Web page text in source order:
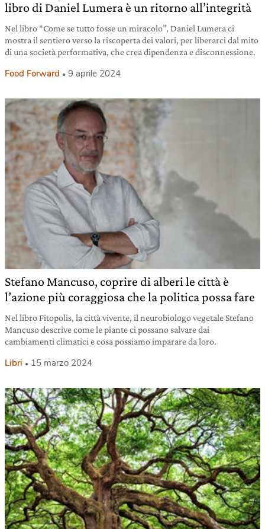
libro di Daniel Lumera è un ritorno all’integrità
Nel libro “Come se tutto fosse un miracolo”, Daniel Lumera ci
mostra il sentiero verso la riscoperta dei valori, per liberarci dal mito
di una società performativa, che crea dipendenza e disconnessione.
Food Forward 9 aprile 2024
Stefano Mancuso, coprire di alberi le città è
l’azione più coraggiosa che la politica possa fare
Nel libro Fitopolis, la città vivente, il neurobiologo vegetale Stefano
Mancuso descrive come le piante ci possano salvare dai
cambiamenti climatici e cosa possiamo imparare da loro.
Libri 15 marzo 2024